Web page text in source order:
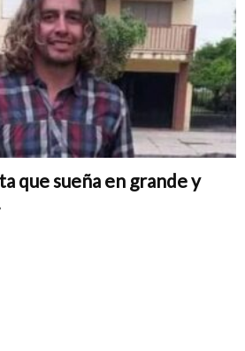
que sueña en grande y